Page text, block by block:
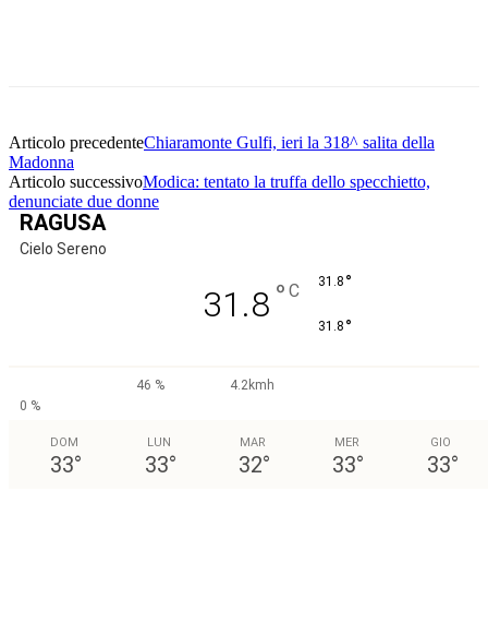
Articolo precedenteChiaramonte Gulfi, ieri la 318^ salita della
Madonna
Articolo successivoModica: tentato la truffa dello specchietto,
denunciate due donne
RAGUSA
Cielo Sereno
31.8 ° C 31.8 °
31.8 °
46 %
4.2kmh
0 %
DOM
33°
LUN
33°
MAR
32°
MER
33°
GIO
33°